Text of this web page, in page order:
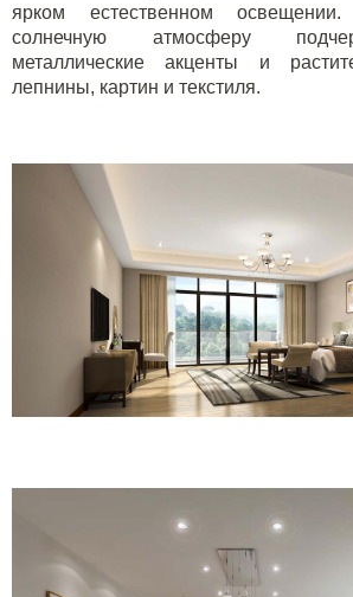
ярком естественном освещении.
солнечную атмосферу
металлические акценты и
лепнины, картин и текстиля.